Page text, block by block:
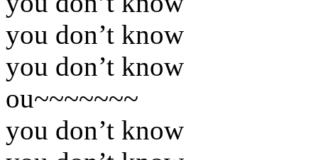
you don’t know
you don’t know
ou~~~~~~~
you don’t know